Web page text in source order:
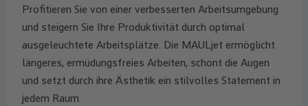
Profitieren Sie von einer verbesserten Arbeitsumgebung
und steigern Sie Ihre Produktivität durch optimal
ausgeleuchtete Arbeitsplätze. Die MAULjet ermöglicht
längeres, ermüdungsfreies Arbeiten, schont die Augen
und setzt durch ihre Ästhetik ein stilvolles Statement in
jedem Raum.